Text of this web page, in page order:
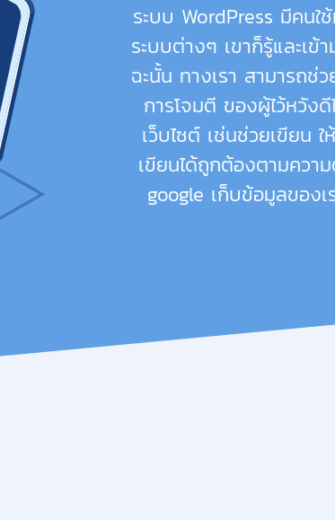
ระบบ WordPress มีคนใ
ระบบต่างๆ เขาก็รู้และเข้
ฉะนั้น ทางเรา สามารถช่
การโจมตี ของผู้ไว้หวัง
เว็บไซต์ เช่นช่วยเขียน
เขียนได้ถูกต้องตามควา
google เก็บข้อมูลของ